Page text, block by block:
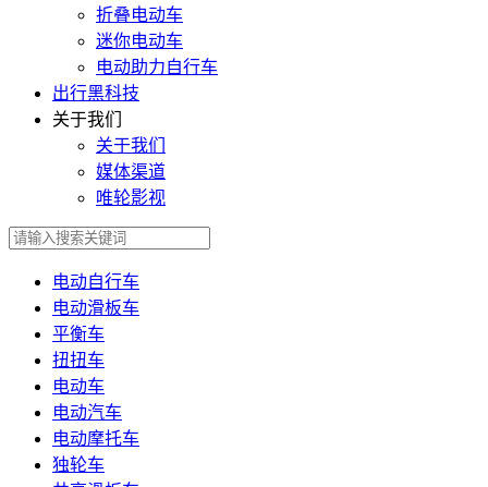
折叠电动车
迷你电动车
电动助力自行车
出行黑科技
关于我们
关于我们
媒体渠道
唯轮影视
电动自行车
电动滑板车
平衡车
扭扭车
电动车
电动汽车
电动摩托车
独轮车